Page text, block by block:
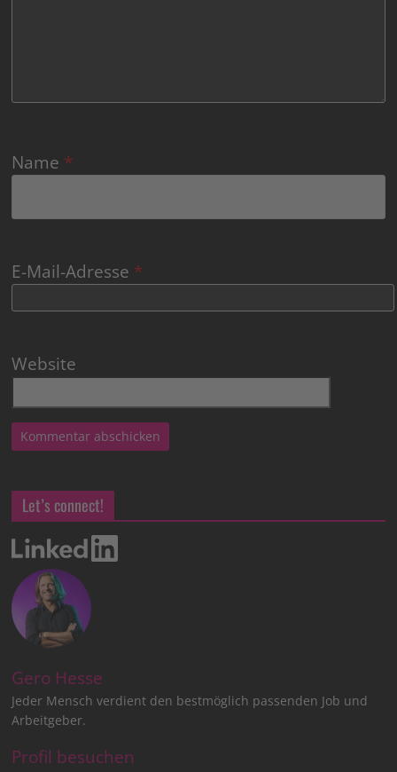
Name *
E-Mail-Adresse *
Website
Let’s connect!
Gero Hesse
Jeder Mensch verdient den bestmöglich passenden Job und
Arbeitgeber.
Profil besuchen